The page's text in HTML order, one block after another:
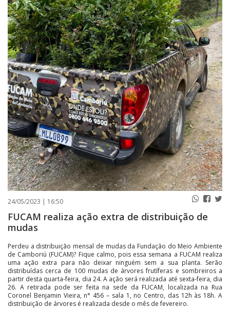
24/05/2023 | 16:50
FUCAM realiza ação extra de distribuição de
mudas
Perdeu a distribuição mensal de mudas da Fundação do Meio Ambiente
de Camboriú (FUCAM)? Fique calmo, pois essa semana a FUCAM realiza
uma ação extra para não deixar ninguém sem a sua planta. Serão
distribuídas cerca de 100 mudas de árvores frutíferas e sombreiros a
partir desta quarta-feira, dia 24. A ação será realizada até sexta-feira, dia
26. A retirada pode ser feita na sede da FUCAM, localizada na Rua
Coronel Benjamin Vieira, n° 456 – sala 1, no Centro, das 12h às 18h. A
distribuição de árvores é realizada desde o mês de fevereiro.